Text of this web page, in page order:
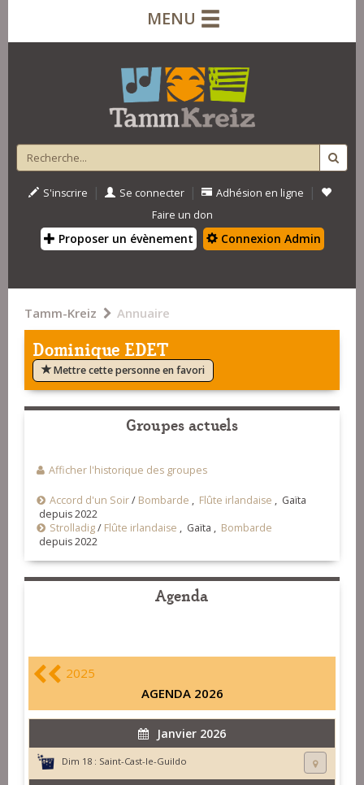
MENU
S'inscrire | Se connecter | Adhésion en ligne |
Faire un don
Proposer un évènement Connexion Admin
Tamm-Kreiz Annuaire
Dominique EDET
Mettre cette personne en favori
Groupes actuels
Afficher l'historique des groupes
Accord d'un Soir/ Bombarde , Flûte irlandaise , Gaïta
depuis 2022
Strolladig/ Flûte irlandaise , Gaïta , Bombarde
depuis 2022
Agenda
2025
AGENDA 2026
Janvier 2026
Dim 18 : Saint-Cast-le-Guildo